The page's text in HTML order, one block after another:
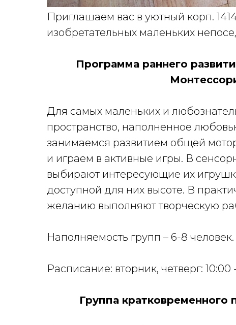
Приглашаем вас в уютный корп.
изобретательных маленьких
Программа раннего
Для самых маленьких и
пространство, наполненное
занимаемся развитием общей
и играем в активные игры. В
выбирают интересующие их
доступной для них высоте. В
желанию выполняют творческую
Наполняемость групп – 6-8 человек.
Расписание: вторник, четверг: 10:00 -
Группа кратковременного